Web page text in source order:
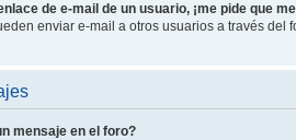
de e-mail de un usuario, ¡me pide que
enviar e-mail a otros usuarios a través
mensaje en el foro?